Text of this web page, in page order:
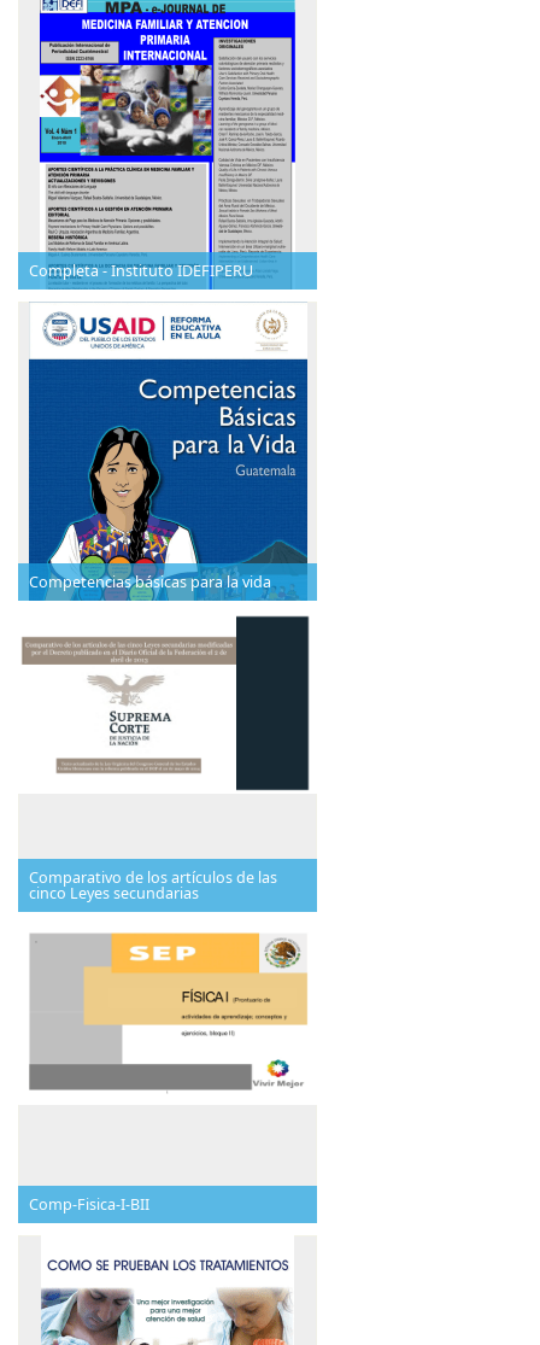
Completa - Instituto IDEFIPERU
Competencias básicas para la vida
Comparativo de los artículos de las
cinco Leyes secundarias
Comp-Fisica-I-BII